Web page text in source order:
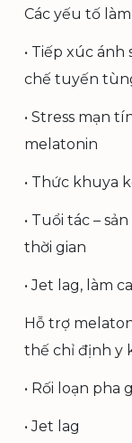
Các yếu tố
• Tiếp xúc
chế tuyến
• Stress mạn
melatonin
• Thức khuya
• Tuổi tác –
thời gian
• Jet lag, làm
Hỗ trợ
thế chỉ định y
• Rối loạn pha
• Jet lag